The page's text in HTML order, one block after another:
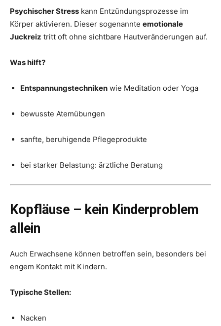
Psychischer Stress kann Entzündungsprozesse im
Körper aktivieren. Dieser sogenannte emotionale
Juckreiz tritt oft ohne sichtbare Hautveränderungen auf.
Was hilft?
Entspannungstechniken wie Meditation oder Yoga
bewusste Atemübungen
sanfte, beruhigende Pflegeprodukte
bei starker Belastung: ärztliche Beratung
Kopfläuse – kein Kinderproblem
allein
Auch Erwachsene können betroffen sein, besonders bei
engem Kontakt mit Kindern.
Typische Stellen:
Nacken